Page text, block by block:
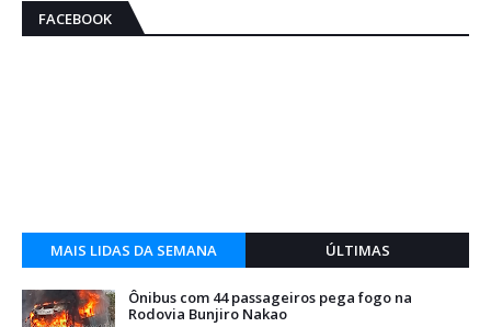
FACEBOOK
MAIS LIDAS DA SEMANA ÚLTIMAS
Ônibus com 44 passageiros pega fogo na
Rodovia Bunjiro Nakao